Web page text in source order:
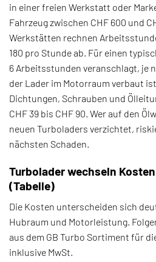
in einer freien Werkstatt oder
Fahrzeug zwischen CHF 600 und
Werkstätten rechnen
180 pro Stunde ab. Für einen
6 Arbeitsstunden veranschlagt, je
der Lader im Motorraum verbaut
Dichtungen, Schrauben und
CHF 39 bis CHF 90. Wer auf den
neuen Turboladers verzichtet,
nächsten Schaden.
Turbolader wechseln
(Tabelle)
Die Kosten unterscheiden sich
Hubraum und Motorleistung.
aus dem GB Turbo Sortiment für
inklusive MwSt.